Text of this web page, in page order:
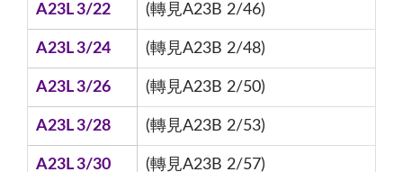
A23L 3/22 (轉見A23B 2/46)
A23L 3/24 (轉見A23B 2/48)
A23L 3/26 (轉見A23B 2/50)
A23L 3/28 (轉見A23B 2/53)
A23L 3/30 (轉見A23B 2/57)